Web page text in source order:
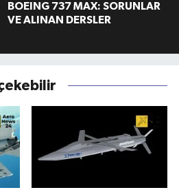
BOEING 737 MAX: SORUNLAR
VE ALINAN DERSLER